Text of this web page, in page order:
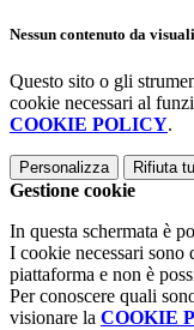
Nessun contenuto da
Questo sito o gli
cookie necessari al
COOKIE POLICY.
Personalizza Rifiuta
Gestione cookie
In questa schermata è
I cookie necessari
piattaforma e non è
Per conoscere quali
visionare la COOKIE